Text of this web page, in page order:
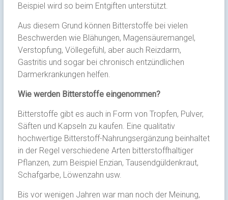
Beispiel wird so beim Entgiften unterstützt.
Aus diesem Grund können Bitterstoffe bei vielen
Beschwerden wie Blähungen, Magensäuremangel,
Verstopfung, Völlegefühl, aber auch Reizdarm,
Gastritis und sogar bei chronisch entzündlichen
Darmerkrankungen helfen.
Wie werden Bitterstoffe eingenommen?
Bitterstoffe gibt es auch in Form von Tropfen, Pulver,
Säften und Kapseln zu kaufen. Eine qualitativ
hochwertige Bitterstoff-Nahrungsergänzung beinhaltet
in der Regel verschiedene Arten bitterstoffhaltiger
Pflanzen, zum Beispiel Enzian, Tausendgüldenkraut,
Schafgarbe, Löwenzahn usw.
Bis vor wenigen Jahren war man noch der Meinung,